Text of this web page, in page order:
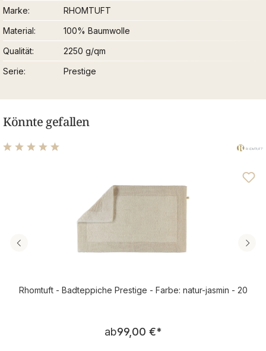
Marke
RHOMTUFT
Material
100% Baumwolle
Qualität
2250 g/qm
Serie
Prestige
Könnte gefallen
Rhomtuft - Badteppiche Prestige - Farbe: natur-jasmin - 20
Regulärer Preis:
ab99,00 €*